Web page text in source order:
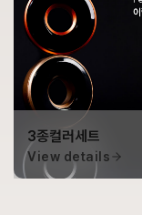
3종컬러세트
View details